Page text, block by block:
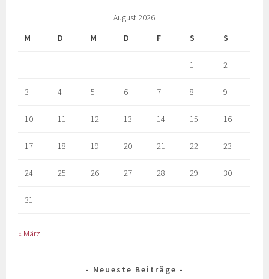
August 2026
M
D M D F S S
1 2
3 4 5 6 7 8 9
10 11 12 13 14 15 16
17 18 19 20 21 22 23
24 25 26 27 28 29 30
31
« März
Neueste Beiträge